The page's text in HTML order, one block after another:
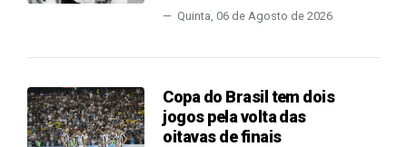
Quinta, 06 de Agosto de 2026
Copa do Brasil tem dois
jogos pela volta das
oitavas de finais